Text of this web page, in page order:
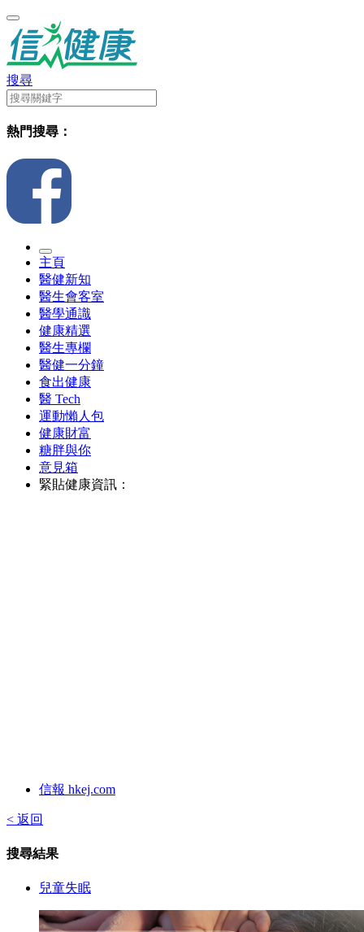
搜尋
熱門搜尋：
主頁
醫健新知
醫生會客室
醫學通識
健康精選
醫生專欄
醫健一分鐘
食出健康
醫 Tech
運動懶人包
健康財富
糖胖與你
意見箱
緊貼健康資訊：
信報 hkej.com
< 返回
搜尋結果
兒童失眠